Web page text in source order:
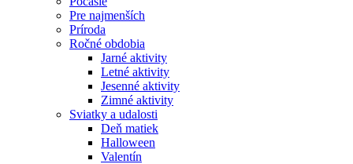
Pre najmenších
Príroda
Ročné obdobia
Jarné aktivity
Letné aktivity
Jesenné aktivity
Zimné aktivity
Sviatky a udalosti
Deň matiek
Halloween
Valentín